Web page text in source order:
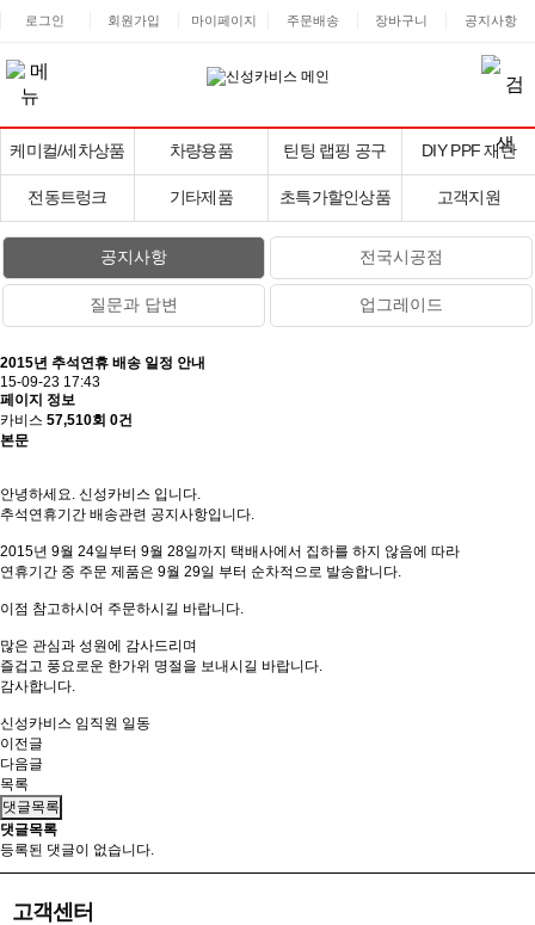
로그인 회원가입 마이페이지 주문배송 장바구니 공지사항
케미컬/세차상품 차량용품 틴팅 랩핑 공구 DIY PPF 재단
전동트렁크 기타제품 초특가할인상품 고객지원
공지사항 전국시공점
질문과 답변 업그레이드
2015년 추석연휴 배송 일정 안내
15-09-23 17:43
페이지 정보
카비스 57,510회 0건
본문
안녕하세요. 신성카비스 입니다.
추석연휴기간 배송관련 공지사항입니다.
2015년 9월 24일부터 9월 28일까지 택배사에서 집하를 하지 않음에 따라
연휴기간 중 주문 제품은 9월 29일 부터 순차적으로 발송합니다.
이점 참고하시어 주문하시길 바랍니다.
많은 관심과 성원에 감사드리며
즐겁고 풍요로운 한가위 명절을 보내시길 바랍니다.
감사합니다.
신성카비스 임직원 일동
이전글
다음글
목록
댓글목록
댓글목록
등록된 댓글이 없습니다.
고객센터